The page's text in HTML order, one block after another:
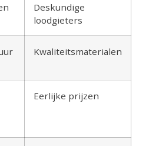
Deskundige
loodgieters
Kwaliteitsmaterialen
Eerlijke prijzen